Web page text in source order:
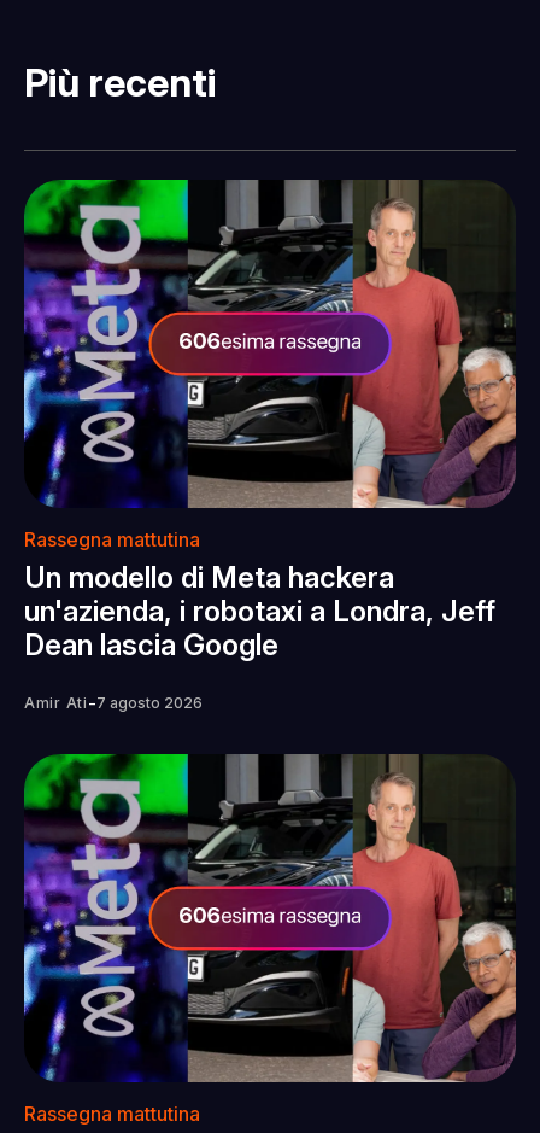
Più recenti
Rassegna mattutina
Un modello di Meta hackera
un'azienda, i robotaxi a Londra, Jeff
Dean lascia Google
Amir Ati -7 agosto 2026
Rassegna mattutina